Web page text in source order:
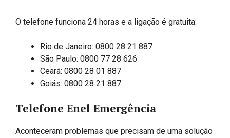
O telefone funciona 24 horas e a ligação é gratuita:
Rio de Janeiro: 0800 28 21 887
São Paulo: 0800 77 28 626
Ceará: 0800 28 01 887
Goiás: 0800 28 21 887
Telefone Enel Emergência
Aconteceram problemas que precisam de uma solução